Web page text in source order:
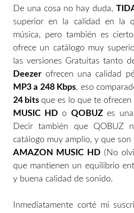
De una cosa no hay duda,
superior en la calidad en la
música, pero también es
ofrece un catálogo muy
las versiones Gratuitas tanto
Deezer ofrecen una calidad
MP3 a 248 Kbps, eso
24 bits que es lo que te ofrecen
MUSIC HD o QOBUZes una
Decir también que QOBUZ
catálogo muy amplio, y que son
AMAZON MUSIC HD (No
que mantienen un equilibrio
y buena calidad de sonido.
Inmediatamente corté mi